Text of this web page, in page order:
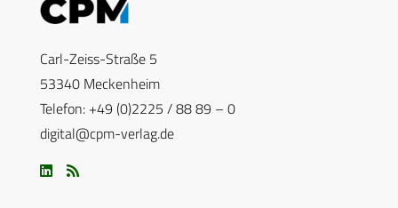
Carl-Zeiss-Straße 5
53340 Meckenheim
Telefon: +49 (0)2225 / 88 89 – 0
digital@cpm-verlag.de